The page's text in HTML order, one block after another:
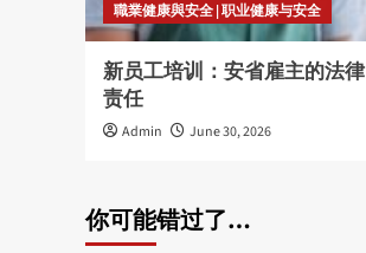
職業健康與安全 | 职业健康与安全
新员工培训：安省雇主的法律
责任
Admin June 30, 2026
你可能错过了…